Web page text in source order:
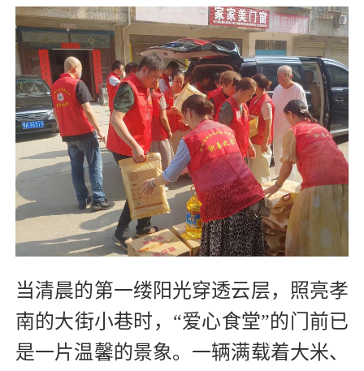
当清晨的第一缕阳光穿透云层，照亮孝
南的大街小巷时，“爱心食堂”的门前已
是一片温馨的景象。一辆满载着大米、